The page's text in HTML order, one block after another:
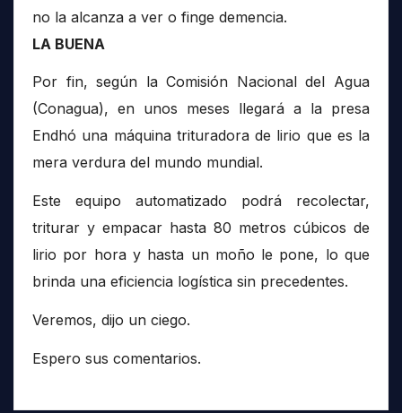
no la alcanza a ver o finge demencia.
LA BUENA
Por fin, según la Comisión Nacional del Agua
(Conagua), en unos meses llegará a la presa
Endhó una máquina trituradora de lirio que es la
mera verdura del mundo mundial.
Este equipo automatizado podrá recolectar,
triturar y empacar hasta 80 metros cúbicos de
lirio por hora y hasta un moño le pone, lo que
brinda una eficiencia logística sin precedentes.
Veremos, dijo un ciego.
Espero sus comentarios.